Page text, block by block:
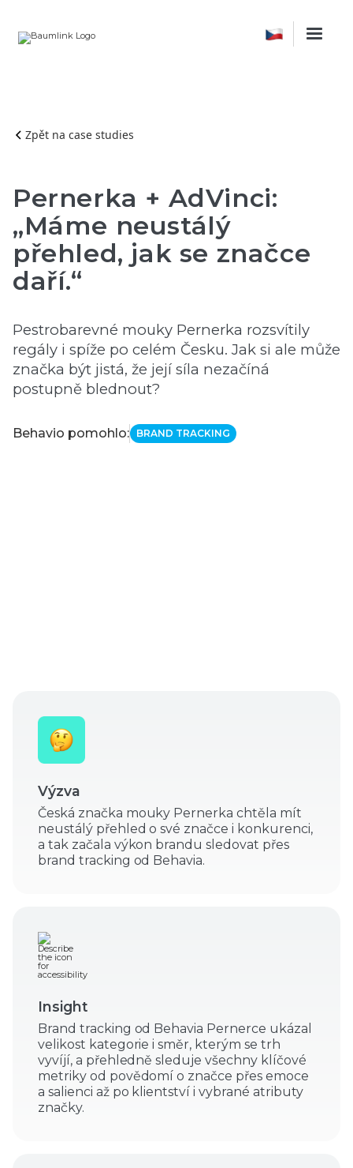
Zpět na case studies
Pernerka + AdVinci:
„Máme neustálý
přehled, jak se značce
daří.“
Pestrobarevné mouky Pernerka rozsvítily
regály i spíže po celém Česku. Jak si ale může
značka být jistá, že její síla nezačíná
postupně blednout?
Behavio pomohlo: BRAND TRACKING
Výzva
Česká značka mouky Pernerka chtěla mít
neustálý přehled o své značce i konkurenci,
a tak začala výkon brandu sledovat přes
brand tracking od Behavia.
Insight
Brand tracking od Behavia Pernerce ukázal
velikost kategorie i směr, kterým se trh
vyvíjí, a přehledně sleduje všechny klíčové
metriky od povědomí o značce přes emoce
a salienci až po klientství i vybrané atributy
značky.